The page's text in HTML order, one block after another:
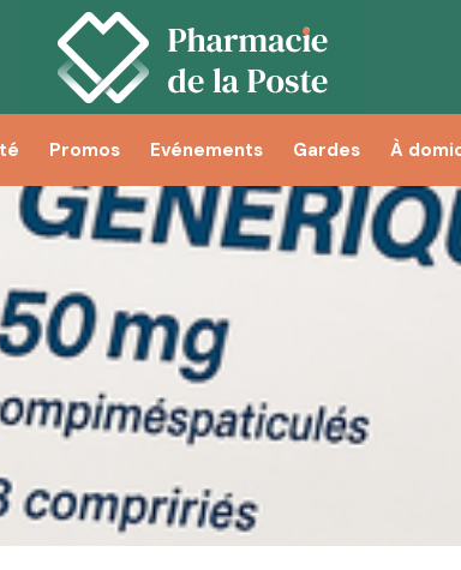
Promos Evénements Gardes À